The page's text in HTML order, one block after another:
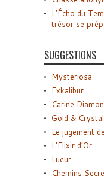
L’Écho du
trésor se
SUGGESTIONS
Mysteriosa
Exkalibur
Carine
Gold & Crystal
Le jugement
L’Elixir d’Or
Lueur
Chemins